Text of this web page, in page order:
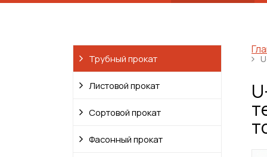
Трубный прокат
Листовой прокат
Сортовой прокат
Фасонный прокат